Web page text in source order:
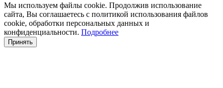
Мы используем файлы cookie. Продолжив использование
сайта, Вы соглашаетесь с политикой использования файлов
cookie, обработки персональных данных и
конфиденциальности. Подробнее
Принять